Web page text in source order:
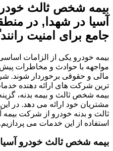
بیمه شخص ثالث
آسیا در شهدا, در
جامع برای امنیت
بیمه خودرو یکی از الزامات
مواجهه با حوادث و مخاطرات پیش
مالی و حقوقی برخوردار شوند.
ترین شرکت های ارائه دهنده
بیمه شخص ثالث و بیمه بدنه،
مشتریان خود ارائه می دهد. در
ثالث و بدنه خودرو از شرکت بیمه
استفاده از این خدمات می پردازیم.
بیمه شخص ثالث خودرو آسیا